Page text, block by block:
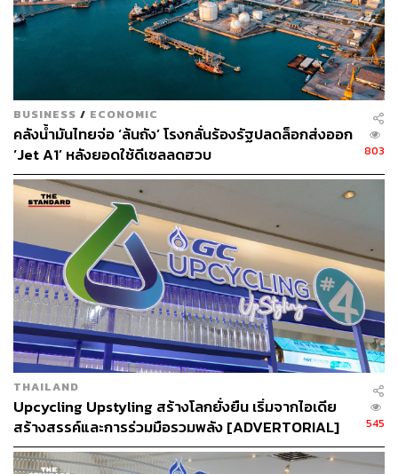
BUSINESS / ECONOMIC
คลังน้ำมันไทยจ่อ ‘ล้นถัง’ โรงกลั่นร้องรัฐปลดล็อกส่งออก
‘Jet A1’ หลังยอดใช้ดีเซลลดฮวบ
803
THAILAND
Upcycling Upstyling สร้างโลกยั่งยืน เริ่มจากไอเดีย
สร้างสรรค์และการร่วมมือรวมพลัง [ADVERTORIAL]
545